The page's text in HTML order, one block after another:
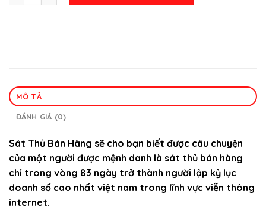
MÔ TẢ
ĐÁNH GIÁ (0)
Sát Thủ Bán Hàng sẽ cho bạn biết được câu chuyện
của một người được mệnh danh là sát thủ bán hàng
chỉ trong vòng 83 ngày trở thành người lập kỷ lục
doanh số cao nhất việt nam trong lĩnh vực viễn thông
internet.